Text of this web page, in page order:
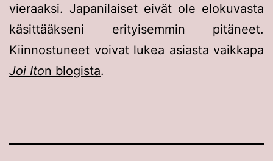
vieraaksi. Japanilaiset eivät ole elokuvasta
käsittääkseni erityisemmin pitäneet.
Kiinnostuneet voivat lukea asiasta vaikkapa
Joi Iton blogista.